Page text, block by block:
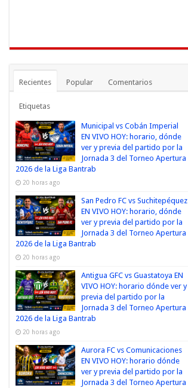
Recientes Popular Comentarios
Etiquetas
Municipal vs Cobán Imperial
EN VIVO HOY: horario, dónde
ver y previa del partido por la
Jornada 3 del Torneo Apertura
2026 de la Liga Bantrab
20 horas ago
San Pedro FC vs Suchitepéquez
EN VIVO HOY: horario, dónde
ver y previa del partido por la
Jornada 3 del Torneo Apertura
2026 de la Liga Bantrab
20 horas ago
Antigua GFC vs Guastatoya EN
VIVO HOY: horario dónde ver y
previa del partido por la
Jornada 3 del Torneo Apertura
2026 de la Liga Bantrab
20 horas ago
Aurora FC vs Comunicaciones
EN VIVO HOY: horario dónde
ver y previa del partido por la
Jornada 3 del Torneo Apertura